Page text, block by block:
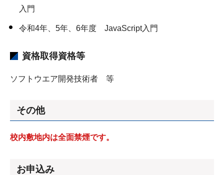
入門
令和4年、5年、6年度 JavaScript入門
資格取得資格等
ソフトウエア開発技術者 等
その他
校内敷地内は全面禁煙です。
お申込み